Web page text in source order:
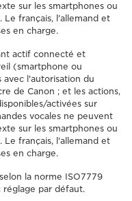
sur les smartphones ou
Le français, l'allemand et
en charge.
actif connecté et
(smartphone ou
l'autorisation du
de Canon ; et les actions,
activées sur
vocales ne peuvent
sur les smartphones ou
Le français, l'allemand et
en charge.
la norme ISO7779
réglage par défaut.